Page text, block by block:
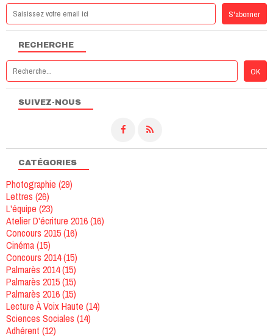
SUIVEZ-NOUS
RECHERCHE
CATÉGORIES
Photographie (29)
Lettres (26)
L'équipe (23)
Atelier D'écriture 2016(16)
Concours 2015(16)
Cinéma(15)
Concours 2014(15)
Palmarès 2014(15)
Palmarès 2015(15)
Palmarès 2016(15)
Lecture À Voix Haute (14)
Sciences Sociales (14)
Adhérent (12)